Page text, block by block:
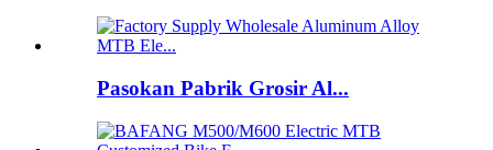
Pasokan Pabrik Grosir Al...